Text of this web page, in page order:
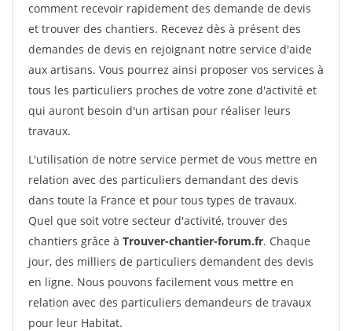
comment recevoir rapidement des demande de devis
et trouver des chantiers. Recevez dès à présent des
demandes de devis en rejoignant notre service d'aide
aux artisans. Vous pourrez ainsi proposer vos services à
tous les particuliers proches de votre zone d'activité et
qui auront besoin d'un artisan pour réaliser leurs
travaux.
L'utilisation de notre service permet de vous mettre en
relation avec des particuliers demandant des devis
dans toute la France et pour tous types de travaux.
Quel que soit votre secteur d'activité, trouver des
chantiers grâce à Trouver-chantier-forum.fr. Chaque
jour, des milliers de particuliers demandent des devis
en ligne. Nous pouvons facilement vous mettre en
relation avec des particuliers demandeurs de travaux
pour leur Habitat.